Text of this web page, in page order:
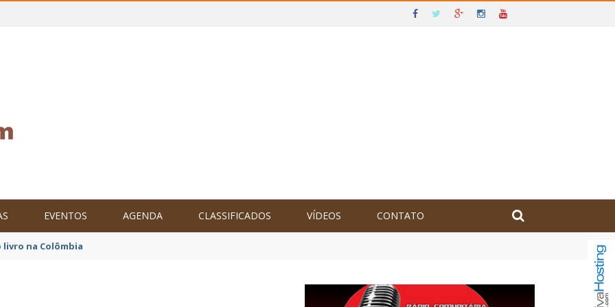
EVENTOS AGENDA CLASSIFICADOS VÍDEOS CONTATO
o Brasil no XXIV Parlamento Internacional de Escritores, na Colômbia